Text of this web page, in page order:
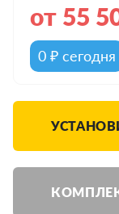
от 55
0 ₽ сегодня